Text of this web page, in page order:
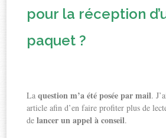
pour la réception
paquet ?
Laquestion m’a été posée par mail.
article afin d’en faire profiter plus de
delancer un appel à conseil.